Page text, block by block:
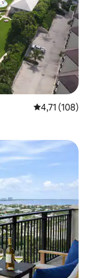
4,71 de uma
4,71 (108)